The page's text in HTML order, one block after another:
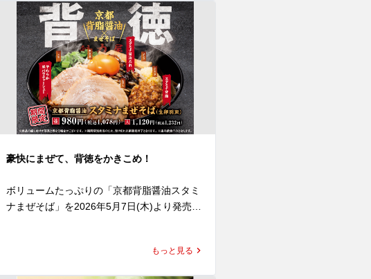
清涼感がありながらも、旨みとコクをしっか
りと感じられる、魁力屋らしい力強さを兼ね
備えた「冷やしレモンラーメン」。暑い夏に
ぴったりの一杯を、ぜひランチやディナーで
お楽しみください。
魁力屋を愛してくださる皆さまへ感謝の気持
ちを込めまして、今年も創業感謝祭を開催い
たします！
店内飲食にてラーメンを一杯ご注文につき、
「京都背脂醤油ラーメン(並)1杯無料アプリク
ーポン」*1の引換券を1枚進呈いたします。
ぜひこの機会にお好きなラーメンをお召し上
がりいただき、お得な無料クーポンをゲット
今まで週末でお越しいただけなかったお客様
にもぜひご来店いただきたく、金曜日も開催
ランチやディナーに皆さまのご来店を心より
豪快にまぜて、背徳をかきこめ！
ボリュームたっぷりの「京都背脂醤油スタミ
ナまぜそば」を2026年5月7日(木)より発売い
魁力屋自慢の熟成醤油をベースに、旨みを凝
もっと見る